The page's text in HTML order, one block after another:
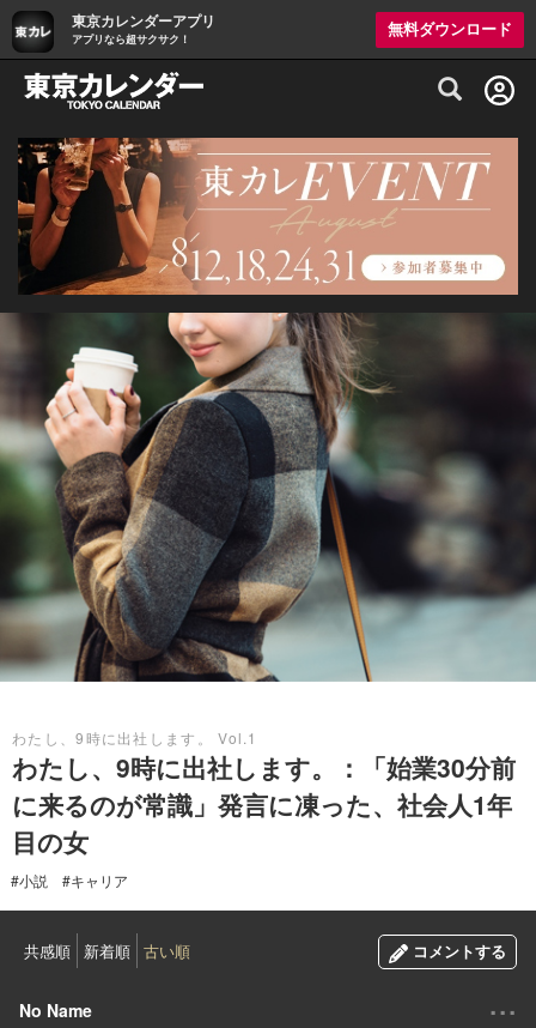
東京カレンダーアプリ
アプリなら超サクサク！
無料ダウンロード
グルメ情報・プレミアムレストラン予約
わたし、9時に出社します。 Vol.1
わたし、9時に出社します。：「始業30分前
に来るのが常識」発言に凍った、社会人1年
目の女
#小説 #キャリア
共感順 新着順 古い順 コメントする
No Name ...